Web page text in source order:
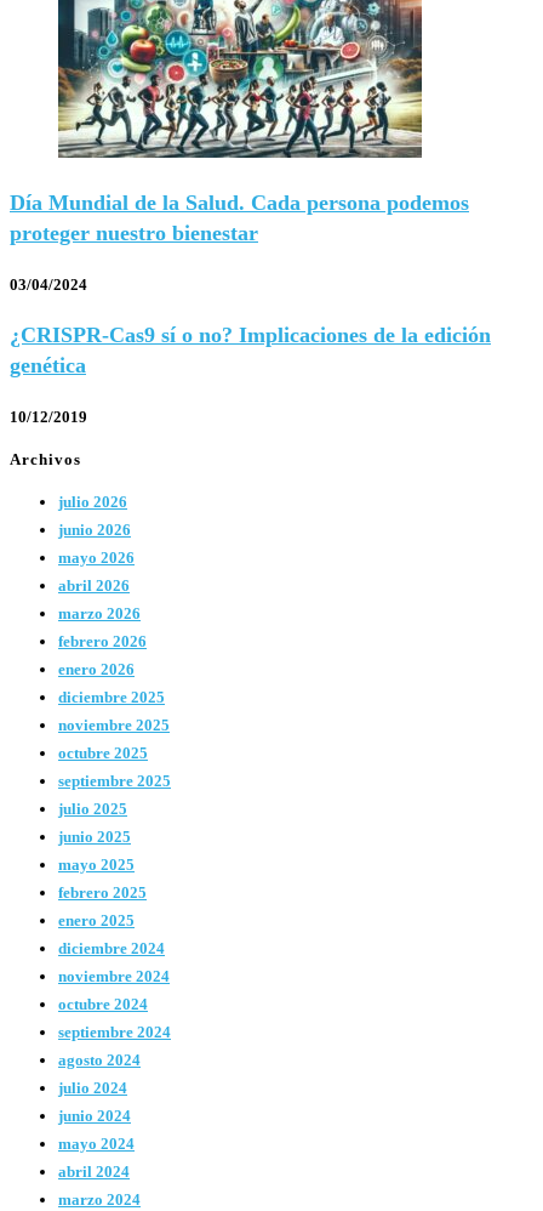
Día Mundial de la Salud. Cada persona podemos
proteger nuestro bienestar
03/04/2024
¿CRISPR-Cas9 sí o no? Implicaciones de la edición
genética
10/12/2019
Archivos
julio 2026
junio 2026
mayo 2026
abril 2026
marzo 2026
febrero 2026
enero 2026
diciembre 2025
noviembre 2025
octubre 2025
septiembre 2025
julio 2025
junio 2025
mayo 2025
febrero 2025
enero 2025
diciembre 2024
noviembre 2024
octubre 2024
septiembre 2024
agosto 2024
julio 2024
junio 2024
mayo 2024
abril 2024
marzo 2024